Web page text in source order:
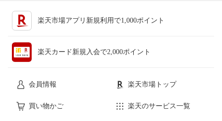
楽天市場アプリ新規利用で1,000ポイント
楽天カード新規入会で2,000ポイント
会員情報 楽天市場トップ
買い物かご 楽天のサービス一覧